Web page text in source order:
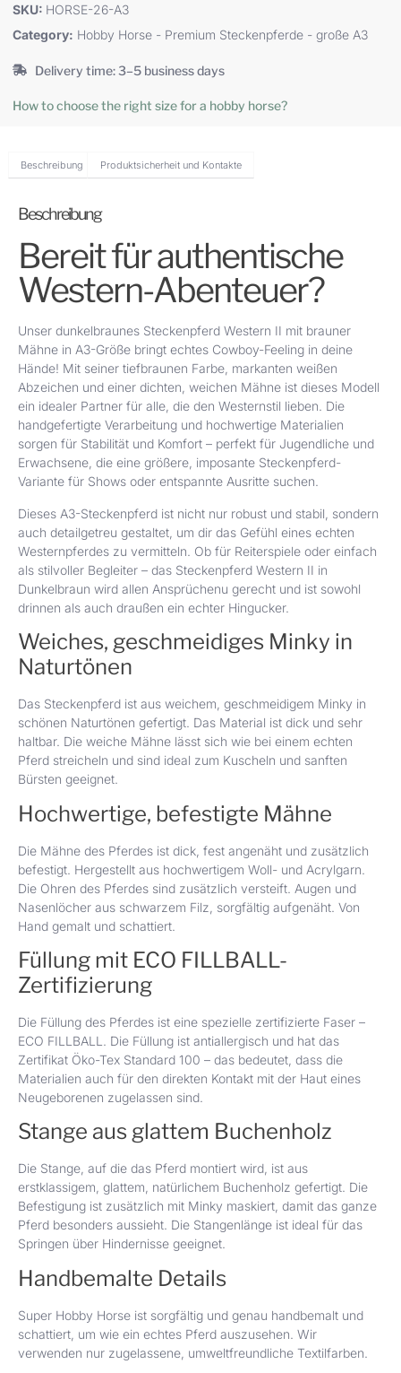
SKU: HORSE-26-A3
Category: Hobby Horse - Premium Steckenpferde - große A3
Delivery time: 3–5 business days
How to choose the right size for a hobby horse?
Beschreibung Produktsicherheit und Kontakte
Beschreibung
Bereit für authentische
Western-Abenteuer?
Unser dunkelbraunes Steckenpferd Western II mit brauner
Mähne in A3-Größe bringt echtes Cowboy-Feeling in deine
Hände! Mit seiner tiefbraunen Farbe, markanten weißen
Abzeichen und einer dichten, weichen Mähne ist dieses Modell
ein idealer Partner für alle, die den Westernstil lieben. Die
handgefertigte Verarbeitung und hochwertige Materialien
sorgen für Stabilität und Komfort – perfekt für Jugendliche und
Erwachsene, die eine größere, imposante Steckenpferd-
Variante für Shows oder entspannte Ausritte suchen.
Dieses A3-Steckenpferd ist nicht nur robust und stabil, sondern
auch detailgetreu gestaltet, um dir das Gefühl eines echten
Westernpferdes zu vermitteln. Ob für Reiterspiele oder einfach
als stilvoller Begleiter – das Steckenpferd Western II in
Dunkelbraun wird allen Ansprüchenu gerecht und ist sowohl
drinnen als auch draußen ein echter Hingucker.
Weiches, geschmeidiges Minky in
Naturtönen
Das Steckenpferd ist aus weichem, geschmeidigem Minky in
schönen Naturtönen gefertigt. Das Material ist dick und sehr
haltbar. Die weiche Mähne lässt sich wie bei einem echten
Pferd streicheln und sind ideal zum Kuscheln und sanften
Bürsten geeignet.
Hochwertige, befestigte Mähne
Die Mähne des Pferdes ist dick, fest angenäht und zusätzlich
befestigt. Hergestellt aus hochwertigem Woll- und Acrylgarn.
Die Ohren des Pferdes sind zusätzlich versteift. Augen und
Nasenlöcher aus schwarzem Filz, sorgfältig aufgenäht. Von
Hand gemalt und schattiert.
Füllung mit ECO FILLBALL-
Zertifizierung
Die Füllung des Pferdes ist eine spezielle zertifizierte Faser –
ECO FILLBALL. Die Füllung ist antiallergisch und hat das
Zertifikat Öko-Tex Standard 100 – das bedeutet, dass die
Materialien auch für den direkten Kontakt mit der Haut eines
Neugeborenen zugelassen sind.
Stange aus glattem Buchenholz
Die Stange, auf die das Pferd montiert wird, ist aus
erstklassigem, glattem, natürlichem Buchenholz gefertigt. Die
Befestigung ist zusätzlich mit Minky maskiert, damit das ganze
Pferd besonders aussieht. Die Stangenlänge ist ideal für das
Springen über Hindernisse geeignet.
Handbemalte Details
Super Hobby Horse ist sorgfältig und genau handbemalt und
schattiert, um wie ein echtes Pferd auszusehen. Wir
verwenden nur zugelassene, umweltfreundliche Textilfarben.